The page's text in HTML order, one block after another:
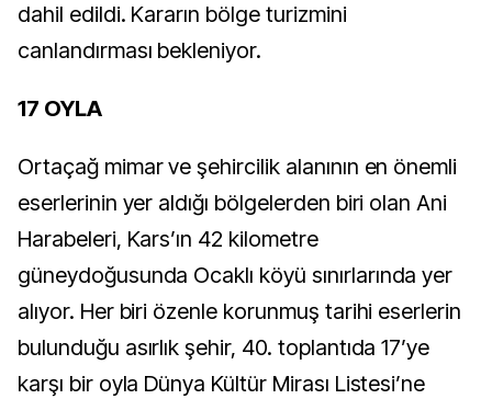
dahil edildi. Kararın bölge turizmini
canlandırması bekleniyor.
17 OYLA
Ortaçağ mimar ve şehircilik alanının en önemli
eserlerinin yer aldığı bölgelerden biri olan Ani
Harabeleri, Kars’ın 42 kilometre
güneydoğusunda Ocaklı köyü sınırlarında yer
alıyor. Her biri özenle korunmuş tarihi eserlerin
bulunduğu asırlık şehir, 40. toplantıda 17’ye
karşı bir oyla Dünya Kültür Mirası Listesi’ne